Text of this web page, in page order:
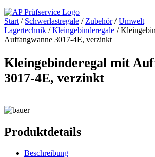
Start / Schwerlastregale / Zubehör/Umwelt
Lagertechnik /Kleingebinderegale /
Auffangwanne 3017-4E, verzinkt
Kleingebinderegal mit
3017-4E, verzinkt
Produktdetails
Beschreibung